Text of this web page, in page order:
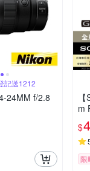
記送1212
24MM f/2.8
m
個
$
限